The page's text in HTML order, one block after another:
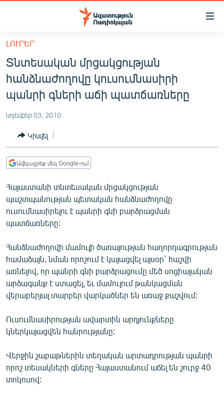
Մատչելիության
հիմնական
բովանդակությանը
Անցնել
հիմնական
մենյուին
ՔԱՂԱՔԱԿԱՆ
ՀԱՍԱՐԱԿՈՒԹՅՈՒՆ
ՏՆՏԵՍՈՒԹՅՈՒՆ
ՊԱՏԵՐԱԶՄԻ 6 ՇԱԲԱԹՆԵՐԸ
ՏԱՐԱԾԱՇՐՋԱՆ
ՄՇԱԿՈՒՅԹ
ՍՊՈՐՏ
ՄԵԿՆԱԲԱՆՈՒԹՅՈՒՆ
ԿՈՐՈՆԱՎԻՐՈՒՍ
ՏԵՍԱՆՅՈՒԹԵՐ
ԲԱՆԱՎԵՃ
ԼՈՒՐԵՐ
Տնտեսական մրցակցության
հանձնաժողովը կուսումնասիրի
պանրի գների աճի պատճառները
նոյեմբեր 03, 2010
Կիսվել
Ավելացրեք մեզ Google-ում
Հայաստանի տնտեսական մրցակցության
պաշտպանության պետական հանձնաժողովը
ուսումնասիրելու է պանրի գնի բարձրացման
պատճառները:
Հանձնաժողովի մամուլի ծառայության հաղորդագրության
համաձայն, նման որոշում է կայացվել այսօր` հաշվի
առնելով, որ պանրի գնի բարձրացումը մեծ սոցիալական
արձագանք է ստացել, եւ մամուլում թանկացման
վերաբերյալ տարբեր վարկածներ են առաջ քաշվում:
Ուսումնասիրության ավարտին արդյունքները
կներկայացվեն հանրությանը:
Վերջին շաբաթներին տեղական արտադրության պանրի
որոշ տեսակների գները Հայաստանում աճել են շուրջ 40
տոկոսով: